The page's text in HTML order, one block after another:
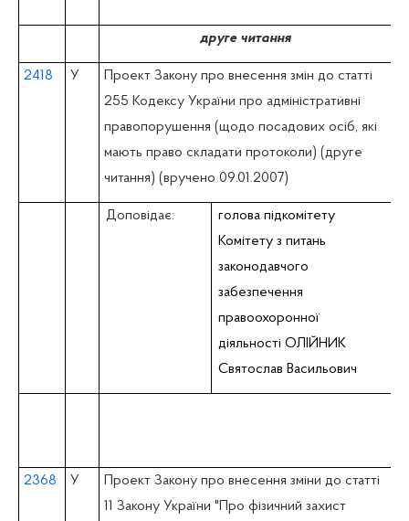
друге читання
2418 У
Проект Закону про внесення змін до статті
255 Кодексу України про адміністративні
правопорушення (щодо посадових осіб, які
мають право складати протоколи) (друге
читання) (вручено 09.01.2007)
Доповідає:
голова підкомітету
Комітету з питань
законодавчого
забезпечення
правоохоронної
діяльності ОЛІЙНИК
Святослав Васильович
2368 У
Проект Закону про внесення зміни до статті
11 Закону України "Про фізичний захист